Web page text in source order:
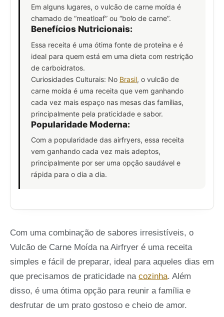
Em alguns lugares, o vulcão de carne moída é
chamado de “meatloaf” ou “bolo de carne”.
Benefícios Nutricionais:
Essa receita é uma ótima fonte de proteína e é
ideal para quem está em uma dieta com restrição
de carboidratos.
Curiosidades Culturais: No Brasil, o vulcão de
carne moída é uma receita que vem ganhando
cada vez mais espaço nas mesas das famílias,
principalmente pela praticidade e sabor.
Popularidade Moderna:
Com a popularidade das airfryers, essa receita
vem ganhando cada vez mais adeptos,
principalmente por ser uma opção saudável e
rápida para o dia a dia.
Com uma combinação de sabores irresistíveis, o
Vulcão de Carne Moída na Airfryer é uma receita
simples e fácil de preparar, ideal para aqueles dias em
que precisamos de praticidade na cozinha. Além
disso, é uma ótima opção para reunir a família e
desfrutar de um prato gostoso e cheio de amor.